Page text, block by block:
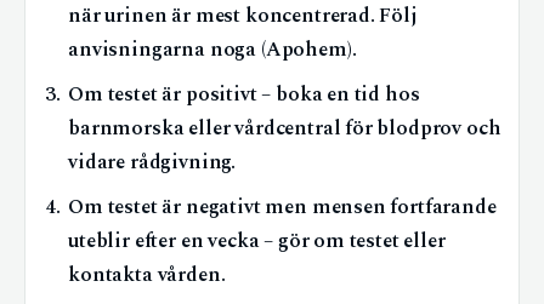
när urinen är mest koncentrerad. Följ
anvisningarna noga (Apohem).
Om testet är positivt – boka en tid hos
barnmorska eller vårdcentral för blodprov och
vidare rådgivning.
Om testet är negativt men mensen fortfarande
uteblir efter en vecka – gör om testet eller
kontakta vården.